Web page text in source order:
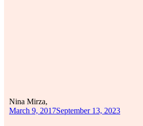
Nina Mirza,
March 9, 2017September 13, 2023